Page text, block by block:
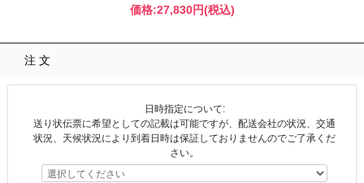
価格:27,830円(税込)
注文
日時指定について:
送り状伝票に希望としての記載は可能ですが、配送会社の状況、交通
状況、天候状況により到着日時は保証しておりませんのでご了承くだ
さい。